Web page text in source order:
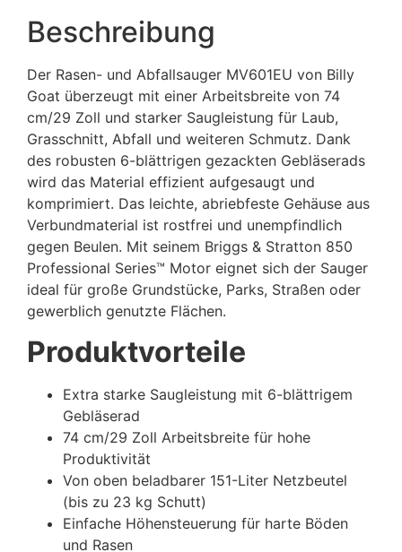
Beschreibung
Der Rasen- und Abfallsauger MV601EU von Billy
Goat überzeugt mit einer Arbeitsbreite von 74
cm/29 Zoll und starker Saugleistung für Laub,
Grasschnitt, Abfall und weiteren Schmutz. Dank
des robusten 6-blättrigen gezackten Gebläserads
wird das Material effizient aufgesaugt und
komprimiert. Das leichte, abriebfeste Gehäuse aus
Verbundmaterial ist rostfrei und unempfindlich
gegen Beulen. Mit seinem Briggs & Stratton 850
Professional Series™ Motor eignet sich der Sauger
ideal für große Grundstücke, Parks, Straßen oder
gewerblich genutzte Flächen.
Produktvorteile
Extra starke Saugleistung mit 6-blättrigem
Gebläserad
74 cm/29 Zoll Arbeitsbreite für hohe
Produktivität
Von oben beladbarer 151-Liter Netzbeutel
(bis zu 23 kg Schutt)
Einfache Höhensteuerung für harte Böden
und Rasen